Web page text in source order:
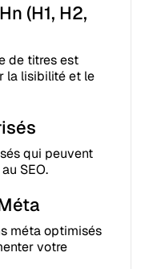
(H1, H2,
de titres est
la lisibilité et le
qui peuvent
SEO.
méta optimisés
votre